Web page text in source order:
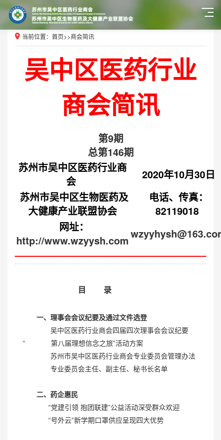
当前位置： 首页>>商会简讯
吴中区医药行业
商会简讯
第9期
总第146期
苏州市吴中区医药行业商
会
2020年10月30日
苏州市吴中区生物医药及
大健康产业联盟协会
电话、传真：
82119018
网址：
http://www.wzyysh.com
目 录
一、理事会会议纪要及通过文件选登
吴中区医药行业商会四届四次理事会会议纪要
“ 第八届理想信念之旅”活动方案
苏州市吴中区医药行业商会专业委员会管理办法
专业委员会主任、副主任、秘书长名单
二、药企惠民
“党建引领 抱团联建”公益活动深受群众欢迎
“号外云”新学期口罩供应呈现四大优势